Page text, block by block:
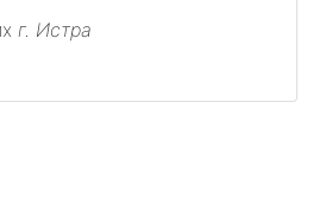
г. Истра